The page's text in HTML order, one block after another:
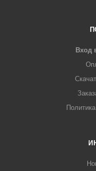
Вход